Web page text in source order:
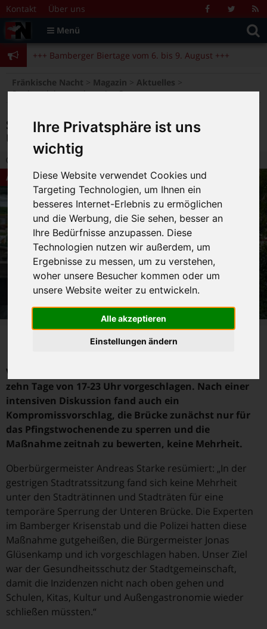
Ihre Privatsphäre ist uns
wichtig
Diese Website verwendet Cookies und
Targeting Technologien, um Ihnen ein
besseres Internet-Erlebnis zu ermöglichen
und die Werbung, die Sie sehen, besser an
Ihre Bedürfnisse anzupassen. Diese
Technologien nutzen wir außerdem, um
Ergebnisse zu messen, um zu verstehen,
woher unsere Besucher kommen oder um
unsere Website weiter zu entwickeln.
Alle akzeptieren
Einstellungen ändern
Zum Inhalt springen
Kontakt Über uns FacebookTwitter
Menü
Suche
nach:
+++ Bamberger Biertage vom 6. bis 9. August +++
+++ Blues- und Jazzfestival vom 31.7. bis 9.8. +++
+++ Bamberger Biertage vom 6. bis 9. August +++
+++ Blues- und Jazzfestival vom 31.7. bis 9.8. +++
Fränkische Nacht > Magazin > Aktuelles >
Stadtrat lehnt probeweise Sperrung der Unteren Brücke ab
Stadtrat lehnt probeweise Sperrung der
Unteren Brücke ab
20.05.2021 14:08
Aktuelles
berbürgermeister Andreas Starke hatte dem
Vollsitzung eine Sperrung der Unteren Brücke für
zehn Tage von 17-23 Uhr vorgeschlagen. Nach einer
intensiven Diskussion fand auch ein
Kompromissvorschlag, die Brücke zunächst nur für
das Pfingstwochenende zu sperren und die
Maßnahme zeitnah zu bewerten, keine Mehrheit.
Oberbürgermeister Andreas Starke resümiert: „In der
gestrigen Stadtratssitzung fand sich keine Mehrheit
unter den Stadträtinnen und Stadträten für eine
temporäre Sperrung der Unteren Brücke. Die Experten
im Bamberger Krisenstab und die Polizei hatten diese
Maßnahme gutgeheißen, die Bürgermeister Jonas
Glüsenkamp und ich vorgeschlagen haben. Unser Ziel
war der Gesundheitsschutz der Stadtgemeinschaft,
damit die Inzidenzen nicht nach oben gehen und
Schulen, Kitas, Kultur und Außengastronomie wieder
schließen müssten.“